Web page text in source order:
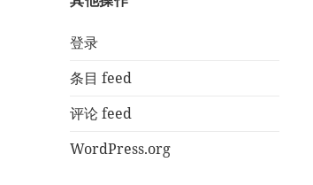
登录
条目 feed
评论 feed
WordPress.org